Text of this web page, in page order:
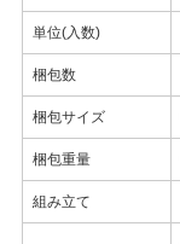
単位(入数)
梱包数
梱包サイズ
梱包重量
組み立て